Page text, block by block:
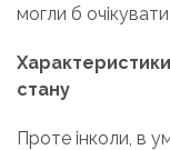
могли б
стану
Проте інколи, в